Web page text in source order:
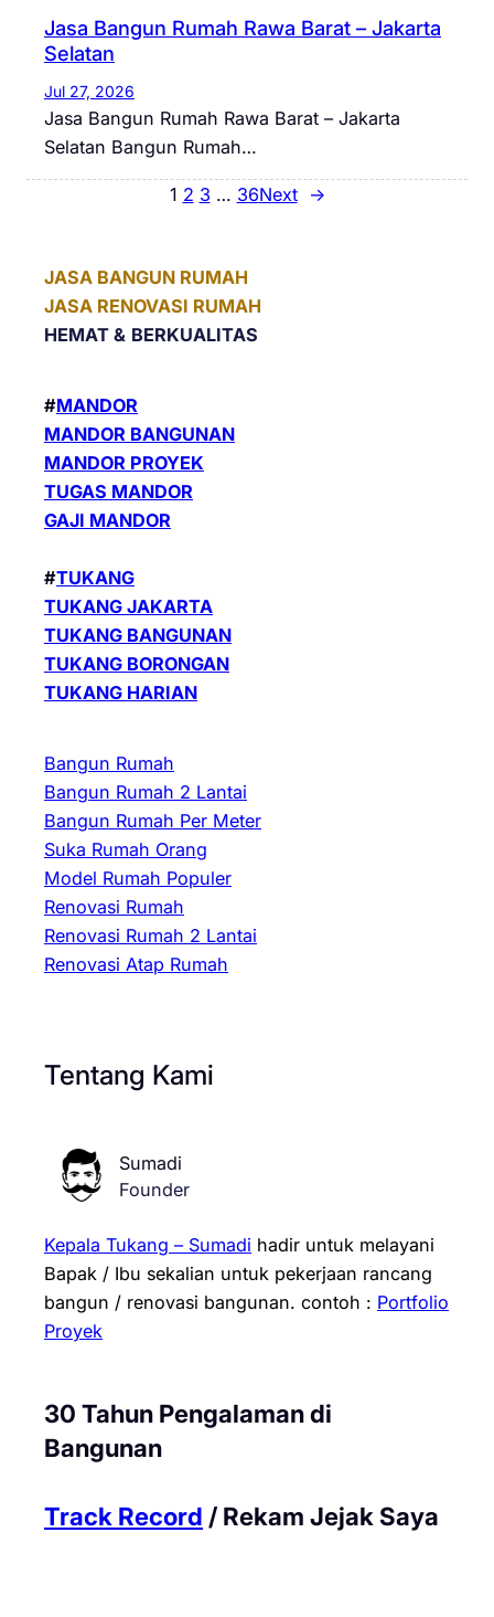
Jasa Bangun Rumah Rawa Barat – Jakarta
Selatan
Jul 27, 2026
Jasa Bangun Rumah Rawa Barat – Jakarta
Selatan Bangun Rumah…
1 2 3 … 36Next →
JASA BANGUN RUMAH
JASA RENOVASI RUMAH
HEMAT & BERKUALITAS
#MANDOR
MANDOR BANGUNAN
MANDOR PROYEK
TUGAS MANDOR
GAJI MANDOR
#TUKANG
TUKANG JAKARTA
TUKANG BANGUNAN
TUKANG BORONGAN
TUKANG HARIAN
Bangun Rumah
Bangun Rumah 2 Lantai
Bangun Rumah Per Meter
Suka Rumah Orang
Model Rumah Populer
Renovasi Rumah
Renovasi Rumah 2 Lantai
Renovasi Atap Rumah
Tentang Kami
Sumadi
Founder
Kepala Tukang – Sumadi hadir untuk melayani
Bapak / Ibu sekalian untuk pekerjaan rancang
bangun / renovasi bangunan. contoh : Portfolio
Proyek
30 Tahun Pengalaman di
Bangunan
Track Record / Rekam Jejak Saya